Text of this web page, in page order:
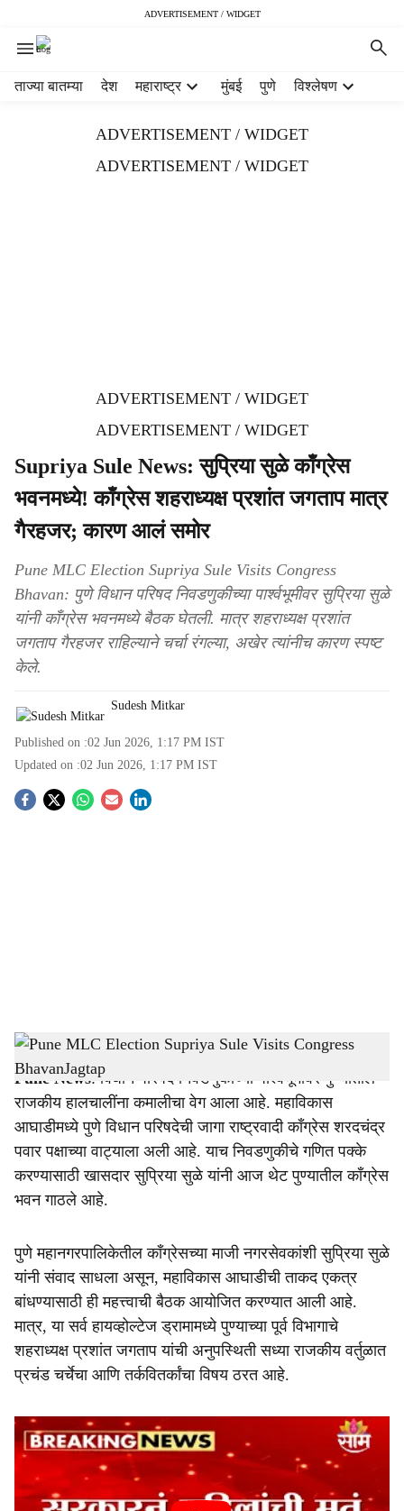
ADVERTISEMENT / WIDGET
ताज्या बातम्या देश महाराष्ट्र मुंबई पुणे विश्लेषण
ADVERTISEMENT / WIDGET
ADVERTISEMENT / WIDGET
ADVERTISEMENT / WIDGET
ADVERTISEMENT / WIDGET
Supriya Sule News: सुप्रिया सुळे काँग्रेस
भवनमध्ये! काँग्रेस शहराध्यक्ष प्रशांत जगताप मात्र
गैरहजर; कारण आलं समोर
Pune MLC Election Supriya Sule Visits Congress
Bhavan: पुणे विधान परिषद निवडणुकीच्या पार्श्वभूमीवर सुप्रिया सुळे
यांनी काँग्रेस भवनमध्ये बैठक घेतली. मात्र शहराध्यक्ष प्रशांत
जगताप गैरहजर राहिल्याने चर्चा रंगल्या, अखेर त्यांनीच कारण स्पष्ट
केले.
Sudesh Mitkar
Published on :02 Jun 2026, 1:17 PM IST
Updated on :02 Jun 2026, 1:17 PM IST
S
h
a
r
e
Pune MLC Election Supriya Sule Visits Congress Bhavan-Sarkarnama
Pune News: विधान परिषद निवडणुकीच्या पार्श्वभूमीवर पुण्यातील
राजकीय हालचालींना कमालीचा वेग आला आहे. महाविकास
आघाडीमध्ये पुणे विधान परिषदेची जागा राष्ट्रवादी काँग्रेस शरदचंद्र
पवार पक्षाच्या वाट्याला अली आहे. याच निवडणुकीचे गणित पक्के
करण्यासाठी खासदार सुप्रिया सुळे यांनी आज थेट पुण्यातील काँग्रेस
भवन गाठले आहे.
पुणे महानगरपालिकेतील काँग्रेसच्या माजी नगरसेवकांशी सुप्रिया सुळे
यांनी संवाद साधला असून, महाविकास आघाडीची ताकद एकत्र
बांधण्यासाठी ही महत्त्वाची बैठक आयोजित करण्यात आली आहे.
मात्र, या सर्व हायव्होल्टेज ड्रामामध्ये पुण्याच्या पूर्व विभागाचे
शहराध्यक्ष प्रशांत जगताप यांची अनुपस्थिती सध्या राजकीय वर्तुळात
प्रचंड चर्चेचा आणि तर्कवितर्कांचा विषय ठरत आहे.